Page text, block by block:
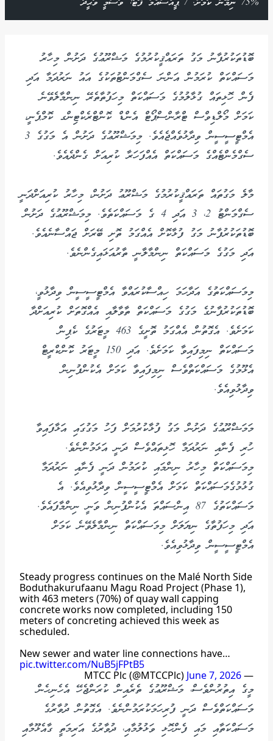
ބޮޑުތަކުރުފާނު މަގު ތަރައްޤީކުރުމުގެ މަޝްރޫޢުގެ ދަށުން މިހާރު
މަސައްކަތް ކުރަމުން އަންނަ ސެގްމަންޓުތަކުގެ އައު ނަރުދަމާ އަދި
ފެން ހޮޅިތައް ގުޅާލުމުގެ މަސައްކަތް މިހަފުތާތެރޭ ނިންމާލެވޭނެ
ކަމަށް މޯލްޑިވްސް ޓްރާންސްޕޯޓް އެންޑް ކޮންޓްރެކްޓިންގ ކޮމްޕެނީ،
އެމްޓީސީސީން ވިދާޅުވެއްޖެއެވެ. މިމަޝްރޫޢުގެ ދަށުން އެ މަގުގެ 3
ސެގްމެންޓެއްގެ މަސައްކަތް އެއްފަހަރާ ކުރިއަށް ގެންދެއެވެ.
މާލެ މަގުތައް ތަރައްޤީކުރުމުގެ މަޝްރޫޢު ދަށުން، މިހާރު ކުރިއަށްދަނީ
ސެގްމަންޓު 2، 3 އަދި 4 ގެ މަސައްކަތެވެ. މިމަޝްރޫޢުގެ ދަށުން
ބޮޑުތަކުރުފާނު މަގު ފުޅާކޮށް އެއްގަމު ތޮށި ބޭރަށް ޖައްސާނެއެވެ.
އަދި މަގުގެ މަސައްކަތް ނިންމާލާނީ ތާރުއަޅައިގެންނެވެ.
މިމަސައްކަތުގެ އަދާހަމަ ހިއްސާކުރައްވާ އެމްޓީސީސީން ވިދާޅުވީ،
ބޮޑުތަކުރުފާނުގެ މަގުގެ މަސައްކަތް ތާވާލާއި އެއްގޮތަށް ކުރިއަށްދާ
ކަމަށެވެ. އެގޮތުން އެއްގަމު ތޮށީގެ 463 މީޓަރުގެ ކެޕިން
މަސައްކަތް ނިމިފައިވާ ކަމަށެވެ. އަދި 150 މީޓަރު ކޮންކްރީޓް
އެޅޫމުގެ މަސައްކަތްވެސް ނިމިފައިވާ ކަމަށް އެކުންފުނިން
ވިދާޅުވިއެވެ.
މަމަޝްރޫޢުގެ ދަށުން މަގު ފުޅާކުރުމަށް ފަހު މަގުގައި އަޅާފައިވާ
ހުރި ފެނާއި ނަރުދަމާ ހޮޅިތައްވެސް ދަނީ އަޅަމުންނެވެ.
މިމަސައްކަތް މިހާރު ނިންމައި ކުރަމުން ދަނީ ފެނާއި ނަރުދަމާ
ގުޅުމުގެމަސައްކަތް ކަމަށް އެމްޓީސީސީން ވިދާޅުވިއެވެ. އެ
މަސައްކަތުގެ 87 އިންސައްތަ އެކުންފުނިން ވަނީ ނިންމާފައެވެ.
އަދި މިހަފުތާގެ ނިޔަލަށް މިމަސައްކަތް ނިންމާލެވޭނެ ކަމަށް
އެމްޓީސީސީން ވިދާޅުވިއެވެ.
Steady progress continues on the Malé North Side
Boduthakurufaanu Magu Road Project (Phase 1),
with 463 meters (70%) of quay wall capping
concrete works now completed, including 150
meters of concreting achieved this week as
scheduled.
New sewer and water line connections have…
pic.twitter.com/NuB5jFPtB5
— MTCC Plc (@MTCCPlc)
June 7, 2026
މީގެ އިތުރުންވެސް، މަޝްރޫޢުގެ ތެރެއިން ކުރަންޖެހޭ އެހެނިހެން
މަސައްކަތްވެސް ދަނީ ފުރިހަމަކުރަމުންނެވެ. އެގޮތުން ދުވާރުގެ
މަސައްކަތާއި މައި ފެންހޮޅި ވަޅުލުމާއި، ދުވާރުގެ އަރިމަތީ ގާއެޅޫމާއި